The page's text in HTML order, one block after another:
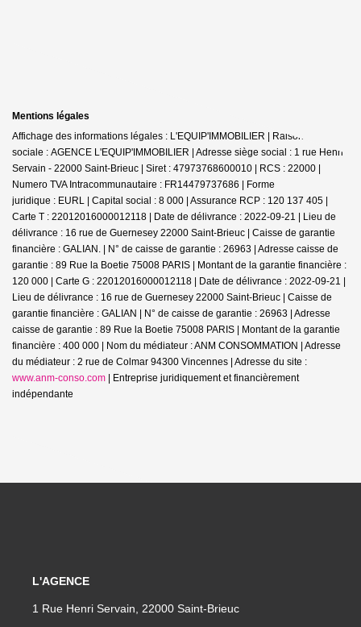
Mentions légales
Affichage des informations légales : L'EQUIP'IMMOBILIER | Raison
sociale : AGENCE L'EQUIP'IMMOBILIER | Adresse siège social : 1 rue Henri
Servain - 22000 Saint-Brieuc | Siret : 47973768600010 | RCS : 22000 |
Numero TVA Intracommunautaire : FR14479737686 | Forme
juridique : EURL | Capital social : 8 000 | Assurance RCP : 120 137 405 |
Carte T : 22012016000012118 | Date de délivrance : 2022-09-21 | Lieu de
délivrance : 16 rue de Guernesey 22000 Saint-Brieuc | Caisse de garantie
financière : GALIAN. | N° de caisse de garantie : 26963 | Adresse caisse de
garantie : 89 Rue la Boetie 75008 PARIS | Montant de la garantie financière :
120 000 | Carte G : 22012016000012118 | Date de délivrance : 2022-09-21 |
Lieu de délivrance : 16 rue de Guernesey 22000 Saint-Brieuc | Caisse de
garantie financière : GALIAN | N° de caisse de garantie : 26963 | Adresse
caisse de garantie : 89 Rue la Boetie 75008 PARIS | Montant de la garantie
financière : 400 000 | Nom du médiateur : ANM CONSOMMATION | Adresse
du médiateur : 2 rue de Colmar 94300 Vincennes | Adresse du site :
www.anm-conso.com | Entreprise juridiquement et financièrement
indépendante
L'AGENCE
1 Rue Henri Servain, 22000 Saint-Brieuc